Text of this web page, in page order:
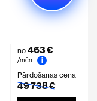
no 463 €
/mēn
i
Pārdošanas cena
49 738 €